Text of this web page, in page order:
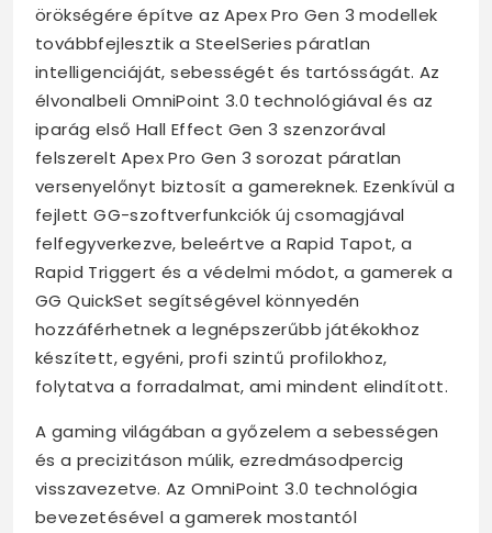
örökségére építve az Apex Pro Gen 3 modellek
továbbfejlesztik a SteelSeries páratlan
intelligenciáját, sebességét és tartósságát. Az
élvonalbeli OmniPoint 3.0 technológiával és az
iparág első Hall Effect Gen 3 szenzorával
felszerelt Apex Pro Gen 3 sorozat páratlan
versenyelőnyt biztosít a gamereknek. Ezenkívül a
fejlett GG-szoftverfunkciók új csomagjával
felfegyverkezve, beleértve a Rapid Tapot, a
Rapid Triggert és a védelmi módot, a gamerek a
GG QuickSet segítségével könnyedén
hozzáférhetnek a legnépszerűbb játékokhoz
készített, egyéni, profi szintű profilokhoz,
folytatva a forradalmat, ami mindent elindított.
A gaming világában a győzelem a sebességen
és a precizitáson múlik, ezredmásodpercig
visszavezetve. Az OmniPoint 3.0 technológia
bevezetésével a gamerek mostantól